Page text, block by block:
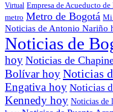
Virtual Empresa de Acueducto
metro Metro de Bogotá Mi
Noticias de Antonio Nariño
Noticias de
hoy Noticias de
Bolívar hoyNoticias
Engativa hoy Noticias
Kennedy hoy Noticias de